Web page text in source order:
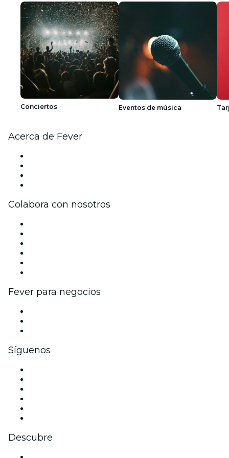
Conciertos Eventos de música
Acerca de Fever
Colabora con nosotros
Fever para negocios
Síguenos
Descubre